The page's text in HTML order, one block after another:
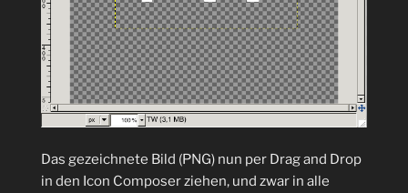
Das gezeichnete Bild (PNG) nun per Drag and Drop
in den Icon Composer ziehen, und zwar in alle